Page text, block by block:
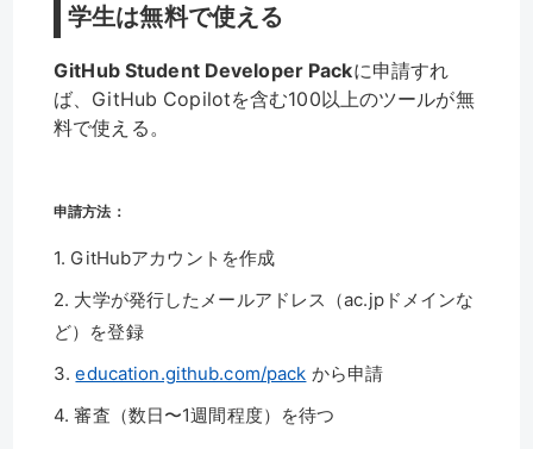
学生は無料で使える
GitHub Student Developer Packに申請すれ
ば、GitHub Copilotを含む100以上のツールが無
料で使える。
申請方法：
1. GitHubアカウントを作成
2. 大学が発行したメールアドレス（ac.jpドメインな
ど）を登録
3.education.github.com/pack から申請
4. 審査（数日〜1週間程度）を待つ